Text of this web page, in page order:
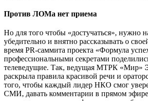
Против ЛОМа нет приема
Но для того чтобы «достучаться», нужно
убедительно и внятно рассказывать о
время PR-саммита проекта «Формула
профессиональными секретами
телеведущие. Так, ведущая МТРК «Мир»
раскрыла правила красивой речи и
того, чтобы каждый лидер НКО смог
СМИ, давать комментарии в прямом эфире